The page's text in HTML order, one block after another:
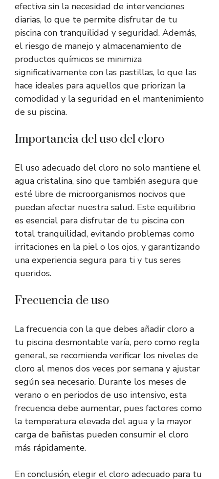
efectiva sin la necesidad de intervenciones
diarias, lo que te permite disfrutar de tu
piscina con tranquilidad y seguridad. Además,
el riesgo de manejo y almacenamiento de
productos químicos se minimiza
significativamente con las pastillas, lo que las
hace ideales para aquellos que priorizan la
comodidad y la seguridad en el mantenimiento
de su piscina.
Importancia del uso del cloro
El uso adecuado del cloro no solo mantiene el
agua cristalina, sino que también asegura que
esté libre de microorganismos nocivos que
puedan afectar nuestra salud. Este equilibrio
es esencial para disfrutar de tu piscina con
total tranquilidad, evitando problemas como
irritaciones en la piel o los ojos, y garantizando
una experiencia segura para ti y tus seres
queridos.
Frecuencia de uso
La frecuencia con la que debes añadir cloro a
tu piscina desmontable varía, pero como regla
general, se recomienda verificar los niveles de
cloro al menos dos veces por semana y ajustar
según sea necesario. Durante los meses de
verano o en periodos de uso intensivo, esta
frecuencia debe aumentar, pues factores como
la temperatura elevada del agua y la mayor
carga de bañistas pueden consumir el cloro
más rápidamente.
En conclusión, elegir el cloro adecuado para tu